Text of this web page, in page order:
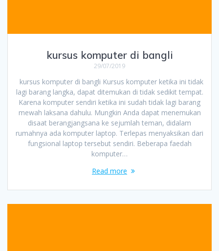
kursus komputer di bangli
29/07/2019
kursus komputer di bangli Kursus komputer ketika ini tidak
lagi barang langka, dapat ditemukan di tidak sedikit tempat.
Karena komputer sendiri ketika ini sudah tidak lagi barang
mewah laksana dahulu. Mungkin Anda dapat menemukan
disaat berangjangsana ke sejumlah teman, didalam
rumahnya ada komputer laptop. Terlepas menyaksikan dari
fungsional laptop tersebut sendiri. Beberapa faedah
komputer…
Read more